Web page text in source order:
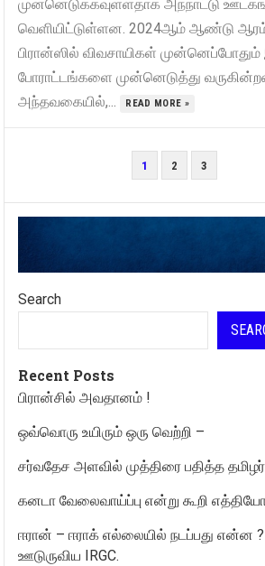
முன்னெடுக்கவுள்ளதாக அந்நாட்டு
வெளியிட்டுள்ளன. 2024ஆம் ஆண்டு
பிரான்ஸில் விவசாயிகள்
போராட்டங்களை முன்னெடுத்து
அந்தவகையில்,...
READ MORE »
1 2 3
Search
Recent Posts
பிரான்சில் அவதானம் !
ஒவ்வொரு உயிரும் ஒரு வெற்றி –
சர்வதேச அளவில் முத்திரை பதித்த தமிழர்
கனடா வேலைவாய்ப்பு என்று கூறி
ஈரான் – ஈராக் எல்லையில் நடப்பது என்ன ?
ஊடுருவிய IRGC.